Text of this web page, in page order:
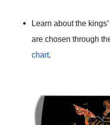
Learn about the
are chosen through
chart.